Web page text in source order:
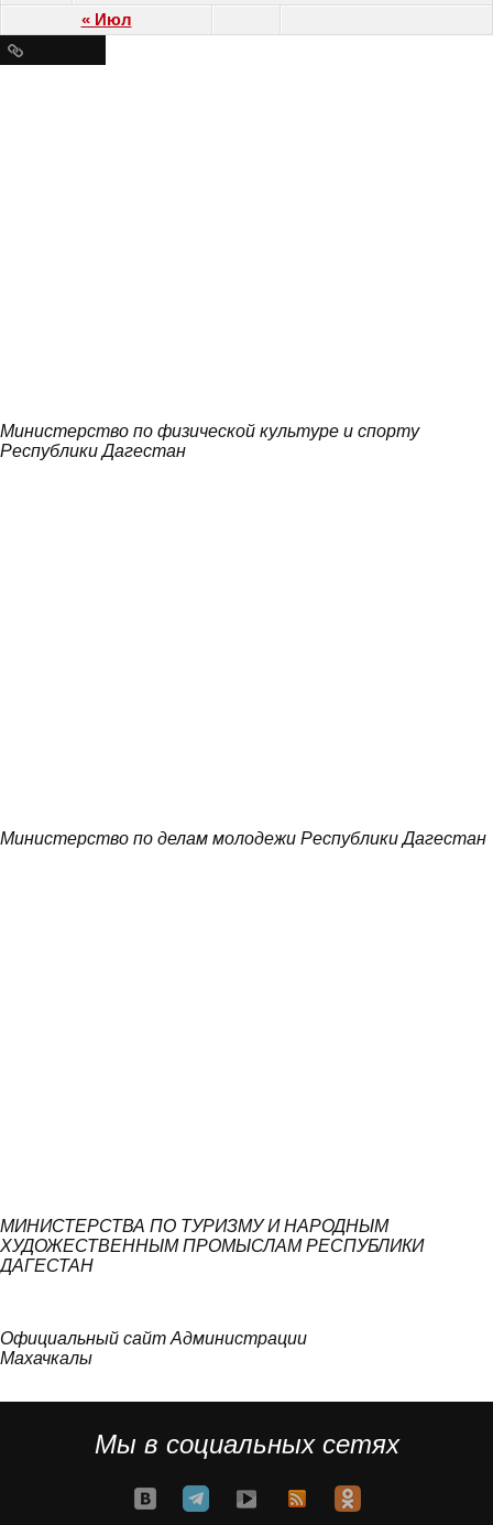
« Июл
Министерство по физической культуре и спорту
Республики Дагестан
Министерство по делам молодежи Республики Дагестан
МИНИСТЕРСТВА ПО ТУРИЗМУ И НАРОДНЫМ
ХУДОЖЕСТВЕННЫМ ПРОМЫСЛАМ РЕСПУБЛИКИ
ДАГЕСТАН
Официальный сайт Администрации
Махачкалы
Мы в социальных сетях